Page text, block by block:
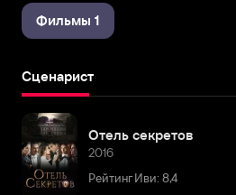
Фильмы 1
Сценарист
Отель секретов
2016
Рейтинг Иви: 8,4